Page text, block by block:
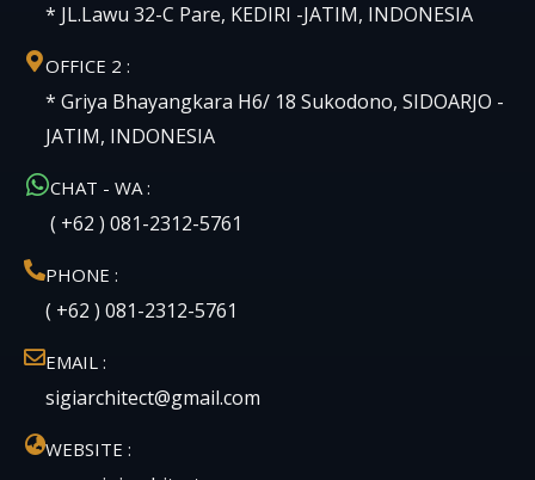
* JL.Lawu 32-C Pare, KEDIRI -JATIM, INDONESIA
OFFICE 2 :
* Griya Bhayangkara H6/ 18 Sukodono, SIDOARJO -
JATIM, INDONESIA
CHAT - WA :
( +62 ) 081-2312-5761
PHONE :
( +62 ) 081-2312-5761
EMAIL :
sigiarchitect@gmail.com
WEBSITE :